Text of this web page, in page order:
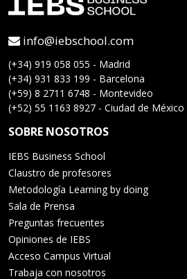
info@iebschool.com
(+34) 919 058 055 - Madrid
(+34) 931 833 199 - Barcelona
(+59) 8 2711 6748 - Montevideo
(+52) 55 1163 8927 - Ciudad de México
SOBRE NOSOTROS
IEBS Business School
Claustro de profesores
Metodología Learning by doing
Sala de Prensa
Preguntas frecuentes
Opiniones de IEBS
Acceso Campus Virtual
Trabaja con nosotros